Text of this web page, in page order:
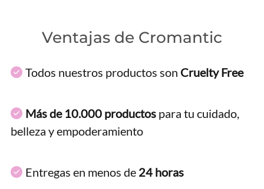
Ventajas de Cromantic
Todos nuestros productos son Cruelty Free
Más de 10.000 productos para tu cuidado,
belleza y empoderamiento
Entregas en menos de 24 horas